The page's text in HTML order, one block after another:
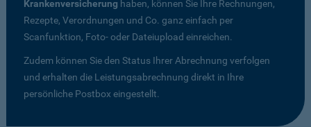
Krankenversicherung haben, können Sie Ihre Rechnungen,
Rezepte, Verordnungen und Co. ganz einfach per
Scanfunktion, Foto- oder Dateiupload einreichen.
Zudem können Sie den Status Ihrer Abrechnung verfolgen
und erhalten die Leistungsabrechnung direkt in Ihre
persönliche Postbox eingestellt.